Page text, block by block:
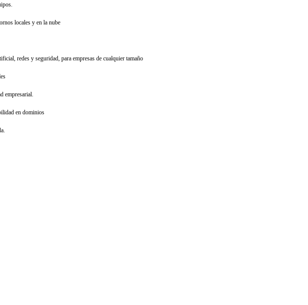
locales y en la nube
redes y seguridad, para empresas de cualquier tamaño
empresarial.
en dominios